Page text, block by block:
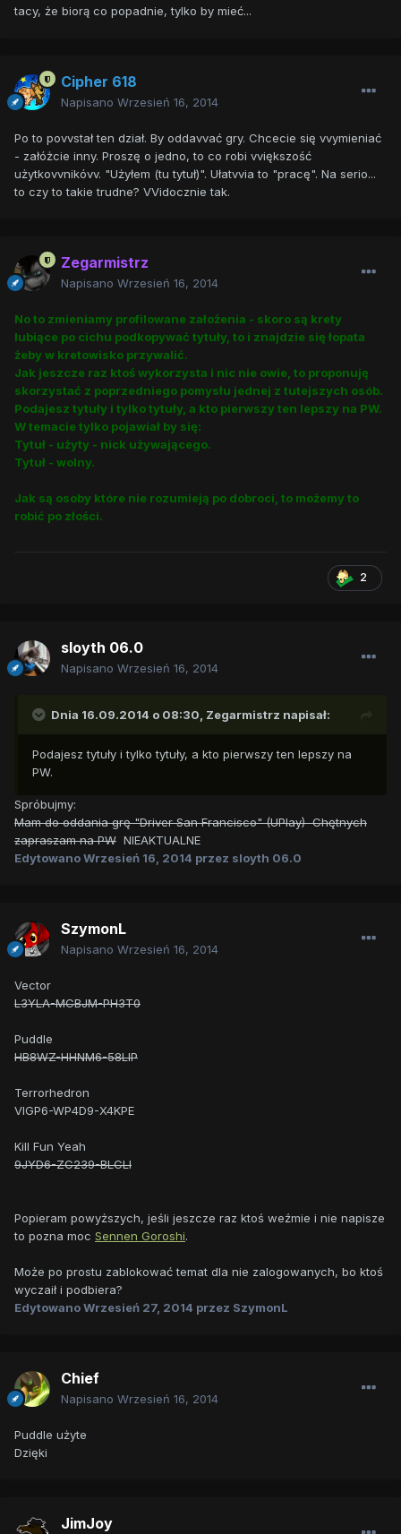
tacy, że biorą co popadnie, tylko by mieć...
Cipher 618
Napisano Wrzesień 16, 2014
Po to povvstał ten dział. By oddavvać gry. Chcecie się vvymieniać
- załóżcie inny. Proszę o jedno, to co robi vviększość
użytkovvnikóvv. "Użyłem (tu tytuł)". Ułatvvia to "pracę". Na serio...
to czy to takie trudne? VVidocznie tak.
Zegarmistrz
Napisano Wrzesień 16, 2014
No to zmieniamy profilowane założenia - skoro są krety
lubiące po cichu podkopywać tytuły, to i znajdzie się łopata
żeby w kretowisko przywalić.
Jak jeszcze raz ktoś wykorzysta i nic nie owie, to proponuję
skorzystać z poprzedniego pomysłu jednej z tutejszych osób.
Podajesz tytuły i tylko tytuły, a kto pierwszy ten lepszy na PW.
W temacie tylko pojawiał by się:
Tytuł - użyty - nick używającego.
Tytuł - wolny.
Jak są osoby które nie rozumieją po dobroci, to możemy to
robić po złości.
2
sloyth 06.0
Napisano Wrzesień 16, 2014
Dnia 16.09.2014 o 08:30, Zegarmistrz napisał:
Podajesz tytuły i tylko tytuły, a kto pierwszy ten lepszy na
PW.
Spróbujmy:
Mam do oddania grę "Driver San Francisco" (UPlay) Chętnych
zapraszam na PW NIEAKTUALNE
EdytowanoWrzesień 16, 2014 przez sloyth 06.0
SzymonL
Napisano Wrzesień 16, 2014
Vector
L3YLA-MCBJM-PH3T0
Puddle
HB8WZ-HHNM6-58LIP
Terrorhedron
VIGP6-WP4D9-X4KPE
Kill Fun Yeah
9JYD6-ZC239-BLCLI
Popieram powyższych, jeśli jeszcze raz ktoś weźmie i nie napisze
to pozna moc Sennen Goroshi.
Może po prostu zablokować temat dla nie zalogowanych, bo ktoś
wyczaił i podbiera?
EdytowanoWrzesień 27, 2014 przez SzymonL
Chief
Napisano Wrzesień 16, 2014
Puddle użyte
Dzięki
JimJoy